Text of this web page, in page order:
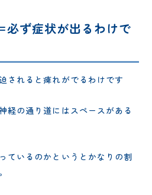
必ず症状が出るわけで
されると痺れがでるわけです
経の通り道にはスペースがある
ているのかというとかなりの割